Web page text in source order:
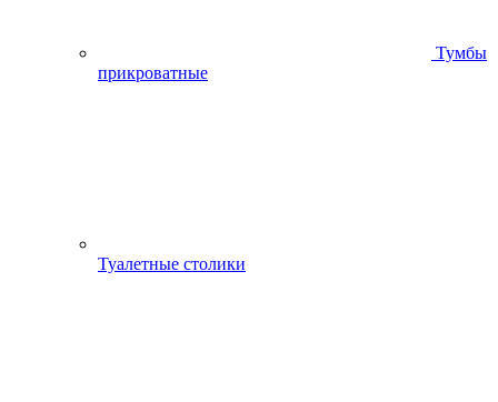
Тумбы
прикроватные
Туалетные столики